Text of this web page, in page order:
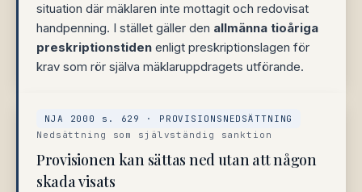
situation där mäklaren inte mottagit och redovisat
handpenning. I stället gäller den allmänna tioåriga
preskriptionstiden enligt preskriptionslagen för
krav som rör själva mäklaruppdragets utförande.
NJA 2000 s. 629 · PROVISIONSNEDSÄTTNING
Nedsättning som självständig sanktion
Provisionen kan sättas ned utan att någon
skada visats